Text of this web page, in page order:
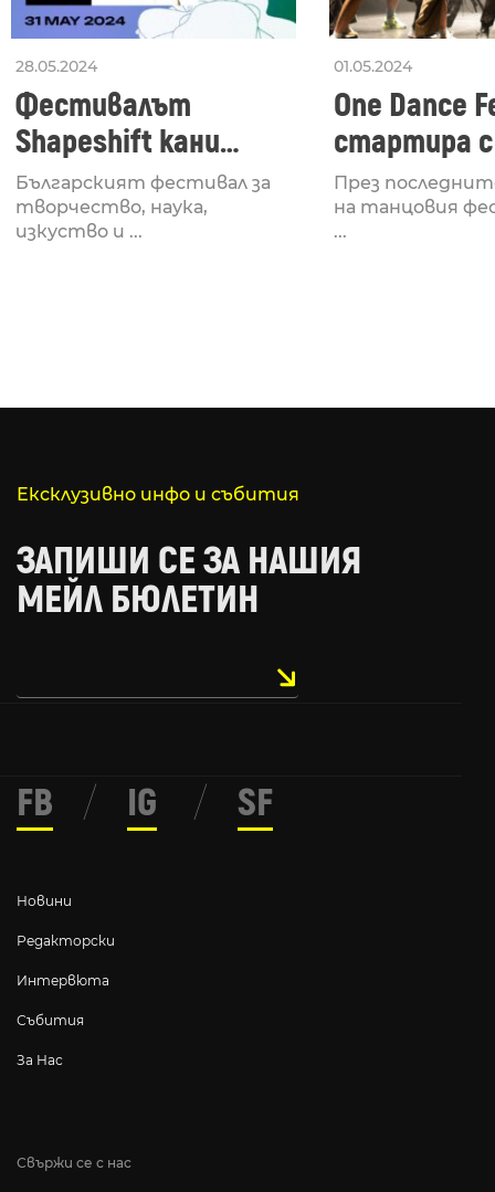
28.05.2024
Фестивалът
Shapeshift кани
Fabrizio Mammarella
за откриването си
Българският фестивал за
творчество, наука,
изкуство и ...
01.05.2024
One Dance
стартира
Lucid,
рейв
През
на танцовия
...
Ексклузивно инфо и събития
ЗАПИШИ СЕ ЗА НАШИЯ
МЕЙЛ БЮЛЕТИН
Свържи се с нас
Новини
Редакторски
Интервюта
Събития
За Нас
FB / IG / SF